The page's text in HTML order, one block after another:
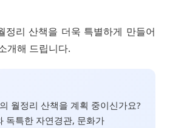
정리 산책을 더욱 특별하게 만들어
개해 드립니다.
월정리 산책을 계획 중이신가요?
독특한 자연경관, 문화가